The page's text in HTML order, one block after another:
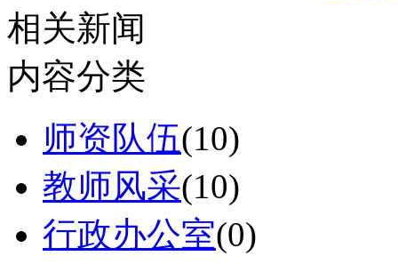
相关新闻
内容分类
师资队伍(10)
教师风采(10)
行政办公室(0)